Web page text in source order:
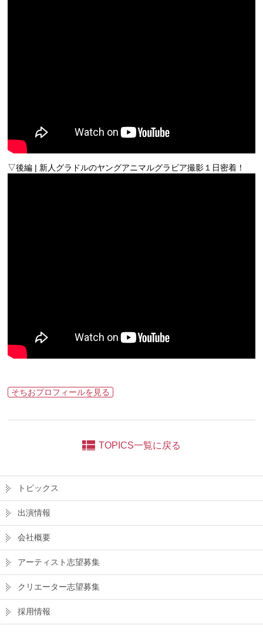
▽後編 | 新人グラドルのヤングアニマルグラビア撮影１日密着！
そちおプロフィールを見る
TOPICS一覧に戻る
トピックス
出演情報
会社概要
アーティスト志望募集
クリエーター志望募集
採用情報